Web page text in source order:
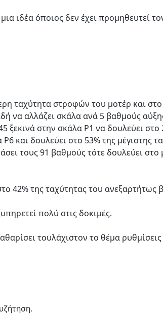
ιδέα όποιος δεν έχει προμηθευτεί
ταχύτητα στροφών του μοτέρ και
να αλλάζει σκάλα ανά 5 βαθμούς
ξεκινά στην σκάλα P1 να δουλεύει
και δουλεύει στο 53% της μέγιστης
τους 91 βαθμούς τότε δουλεύει
42% της ταχύτητας του ανεξαρτήτως
πολύ στις δοκιμές.
τουλάχιστον το θέμα